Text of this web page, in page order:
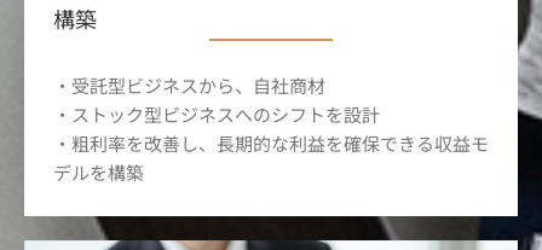
構築
・受託型ビジネスから、自社商材
・ストック型ビジネスへのシフトを設計
・粗利率を改善し、長期的な利益を確保できる収益モ
デルを構築